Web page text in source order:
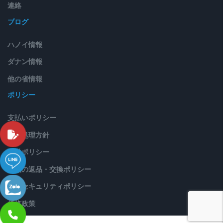
連絡
ブログ
ハノイ情報
ダナン情報
他の省情報
ポリシー
支払いポリシー
苦情処理方針
配送ポリシー
製品の返品・交換ポリシー
情報セキュリティポリシー
価格政策